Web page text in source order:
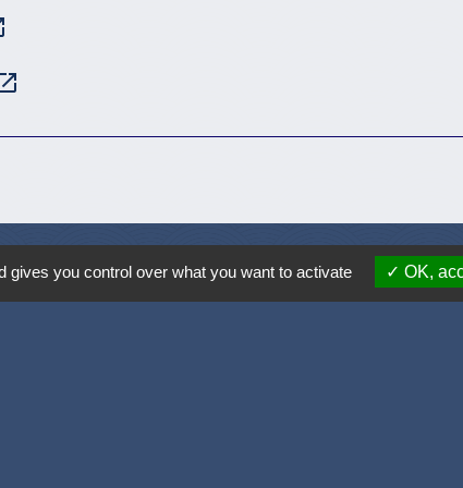
Accueil / contacts
gives you control over what you want to activate OK,